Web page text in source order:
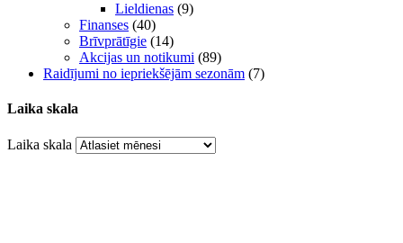
Lieldienas (9)
Finanses (40)
Brīvprātīgie (14)
Akcijas un notikumi (89)
Raidījumi no iepriekšējām sezonām (7)
Laika skala
Laika skala